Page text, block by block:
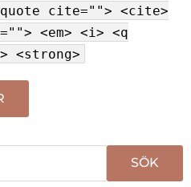
cite=""> <cite>
<em> <i> <q
<strong>